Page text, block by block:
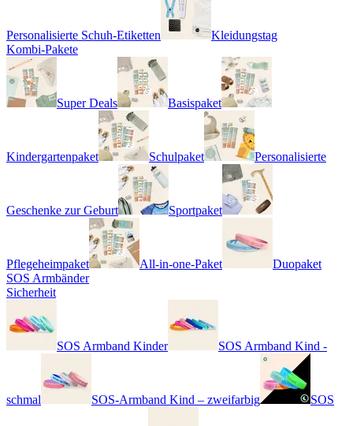
Personalisierte Schuh-Etiketten
Kleidungstag
Kombi-Pakete
Super Deals Basispaket
Kindergartenpaket Schulpaket Personalisierte
Geschenke zur Geburt Sportpaket
Pflegeheimpaket All-in-one-Paket
Duopaket
SOS Armbänder
Sicherheit
SOS Armband Kinder SOS Armband Kind -
schmal SOS-Armband Kind – zweifarbig SOS